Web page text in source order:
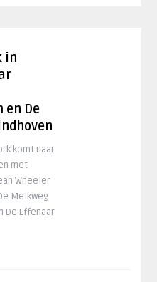
in
en De
komt naar
met
Wheeler
Melkweg
De Effenaar